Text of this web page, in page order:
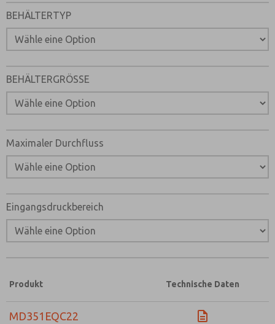
BEHÄLTERTYP
BEHÄLTERGRÖSSE
Maximaler Durchfluss
Eingangsdruckbereich
Produkt Technische Daten
MD351EQC22